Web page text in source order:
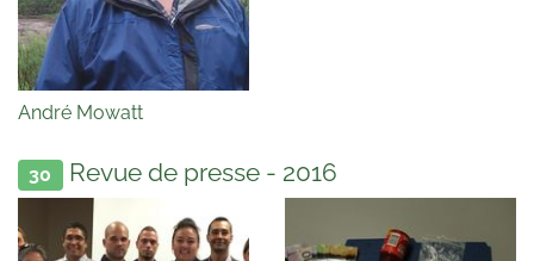
André Mowatt
30 Revue de presse - 2016